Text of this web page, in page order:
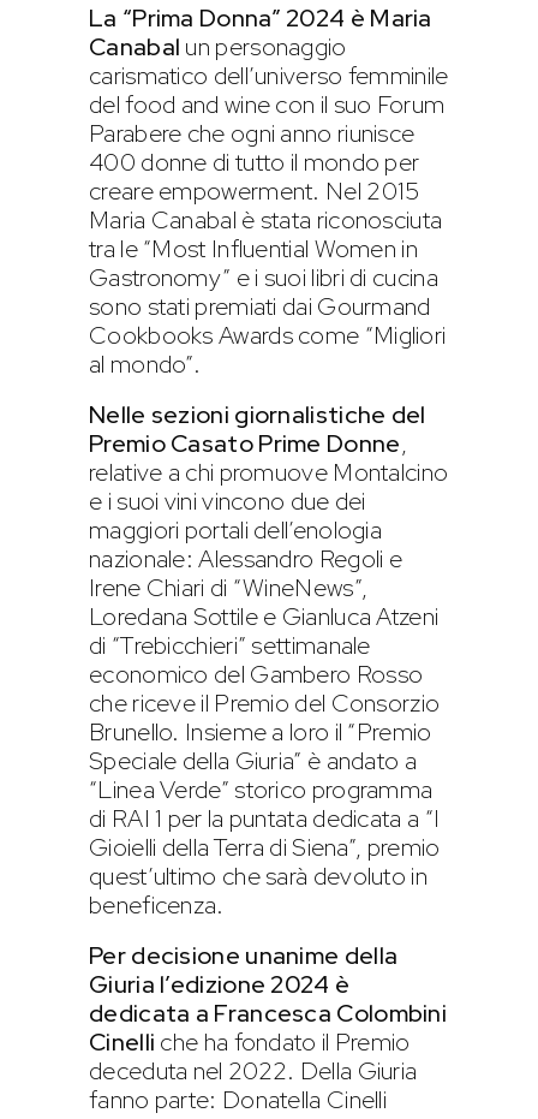
La “Prima Donna” 2024 è Maria
Canabal un personaggio
carismatico dell’universo femminile
del food and wine con il suo Forum
Parabere che ogni anno riunisce
400 donne di tutto il mondo per
creare empowerment. Nel 2015
Maria Canabal è stata riconosciuta
tra le “Most Influential Women in
Gastronomy” e i suoi libri di cucina
sono stati premiati dai Gourmand
Cookbooks Awards come “Migliori
al mondo”.
Nelle sezioni giornalistiche del
Premio Casato Prime Donne,
relative a chi promuove Montalcino
e i suoi vini vincono due dei
maggiori portali dell’enologia
nazionale: Alessandro Regoli e
Irene Chiari di “WineNews”,
Loredana Sottile e Gianluca Atzeni
di “Trebicchieri” settimanale
economico del Gambero Rosso
che riceve il Premio del Consorzio
Brunello. Insieme a loro il “Premio
Speciale della Giuria” è andato a
“Linea Verde” storico programma
di RAI 1 per la puntata dedicata a “I
Gioielli della Terra di Siena”, premio
quest’ultimo che sarà devoluto in
beneficenza.
Per decisione unanime della
Giuria l’edizione 2024 è
dedicata a Francesca Colombini
Cinelli che ha fondato il Premio
deceduta nel 2022. Della Giuria
fanno parte: Donatella Cinelli